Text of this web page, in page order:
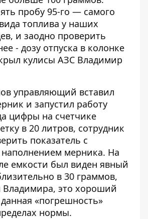
пробу 95-го — самого
топлива у наших
и заодно проверить
- дозу отпуска в колонке
кулисы АЗС Владимир
управляющий вставил
и запустил работу
цифры на счетчике
в 20 литров, сотрудник
показатель с
мерника. На
емкости был виден явный
в 30 граммов,
Владимира, это хороший
«погрешность»
нормы.